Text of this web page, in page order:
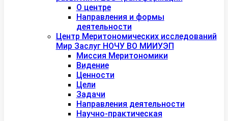
О центре
Направления и формы
деятельности
Центр Меритономических исследований
Мир Заслуг НОЧУ ВО МИИУЭП
Миссия Меритономики
Видение
Ценности
Цели
Задачи
Направления деятельности
Научно-практическая